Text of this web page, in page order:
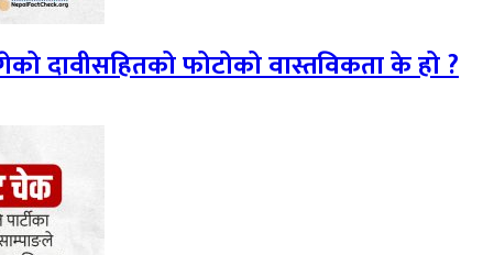
दावीसहितको फोटोको वास्तविकता के हो ?